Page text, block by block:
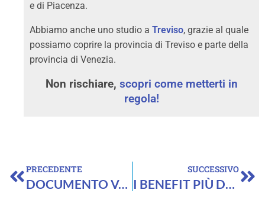
e di Piacenza.
Abbiamo anche uno studio a Treviso, grazie al quale
possiamo coprire la provincia di Treviso e parte della
provincia di Venezia.
Non rischiare, scopri come metterti in
regola!
PRECEDENTE
DOCUMENTO VALUTAZIONE DEI RISCHI o DVR (Novità 2025)
SUCCESSIVO
I BENEFIT PIÙ DESIDERATI DAI GIOVANI